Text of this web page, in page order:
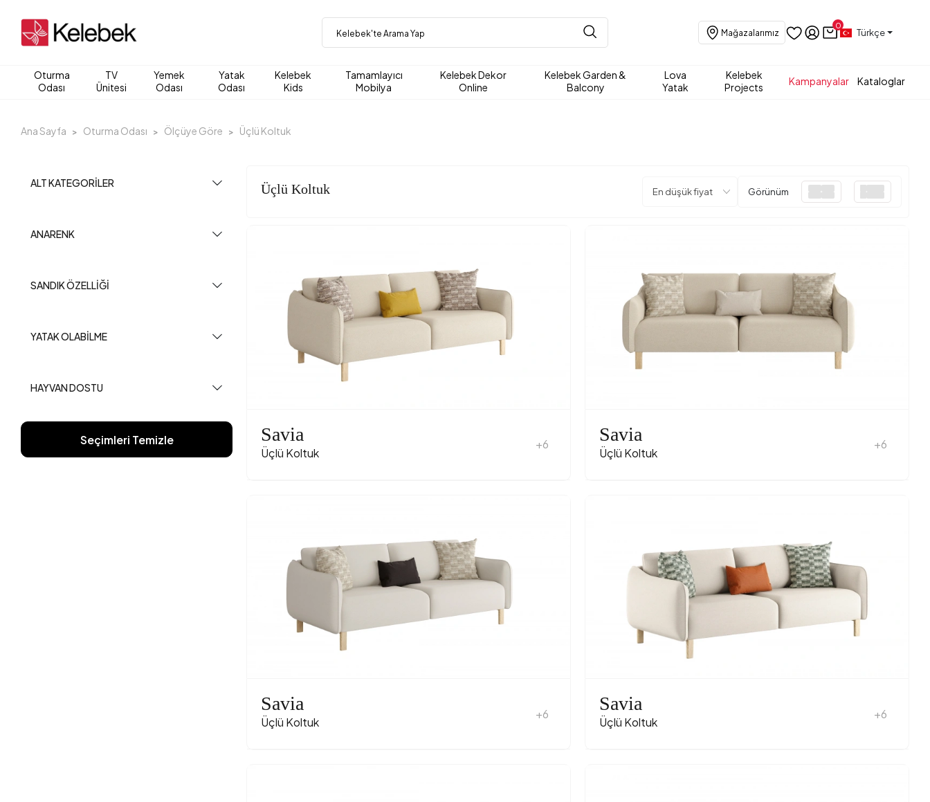
Mağazalarımız
0
Türkçe
Oturma
Odası
TV
Ünitesi
Yemek
Odası
Yatak
Odası
Kelebek
Kids
Tamamlayıcı
Mobilya
Kelebek Dekor
Online
Kelebek Garden &
Balcony
Lova
Yatak
Kelebek
Projects
Kampanyalar Kataloglar
Ana Sayfa Oturma Odası Ölçüye Göre Üçlü Koltuk
ALT KATEGORILER
ANARENK
SANDIK ÖZELLIĞI
YATAK OLABILME
HAYVAN DOSTU
Seçimleri Temizle
Üçlü Koltuk Görünüm
Savia
Üçlü Koltuk
+6 Savia
Üçlü Koltuk
+6
Savia
Üçlü Koltuk
+6 Savia
Üçlü Koltuk
+6